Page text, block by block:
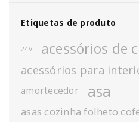
Etiquetas de produto
24V acessórios de
acessórios para
amortecedor asa
asas cozinha folheto